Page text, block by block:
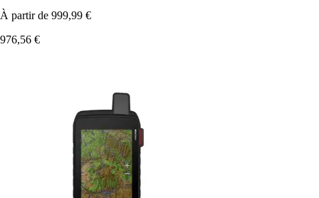
À partir de 999,99 €
976,56 €